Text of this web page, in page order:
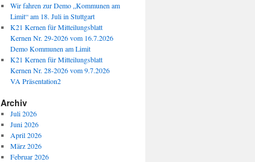
Wir fahren zur Demo „Kommunen am
Limit“ am 18. Juli in Stuttgart
K21 Kernen für Mitteilungsblatt
Kernen Nr. 29-2026 vom 16.7.2026
Demo Kommunen am Limit
K21 Kernen für Mitteilungsblatt
Kernen Nr. 28-2026 vom 9.7.2026
VA Präsentation2
Archiv
Juli 2026
Juni 2026
April 2026
März 2026
Februar 2026